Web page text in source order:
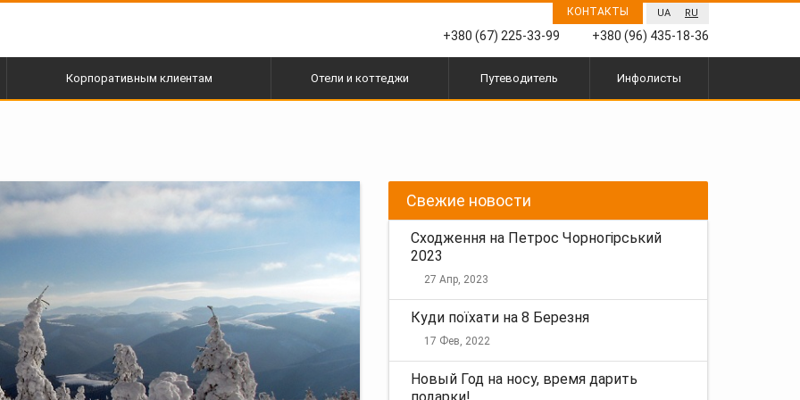
UA RU
КОНТАКТЫ
+380 (67) 225-33-99 +380 (96) 435-18-36
Корпоративным клиентам Отели и коттеджи Путеводитель Инфолисты
Свежие новости
Сходження на Петрос Чорногірський
2023
27 Апр, 2023
Куди поїхати на 8 Березня
17 Фев, 2022
Новый Год на носу, время дарить